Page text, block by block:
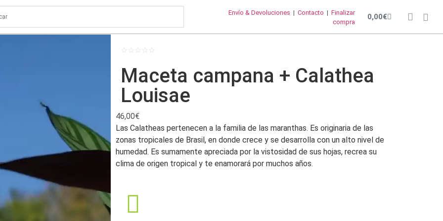
Envío & Devoluciones |Contacto |Finalizar
compra
0,00€
☆☆☆☆☆
Maceta campana + Calathea
Louisae
46,00€
Las Calatheas pertenecen a la familia de las maranthas. Es originaria de las
zonas tropicales de Brasil, en donde crece y se desarrolla con un alto nivel de
humedad. Es sumamente apreciada por la vistosidad de sus hojas, recrea su
clima de origen tropical y te enamorará por muchos años.